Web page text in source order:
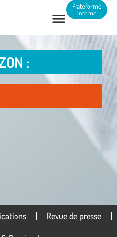
Plateforme
interne
:
Revue de presse